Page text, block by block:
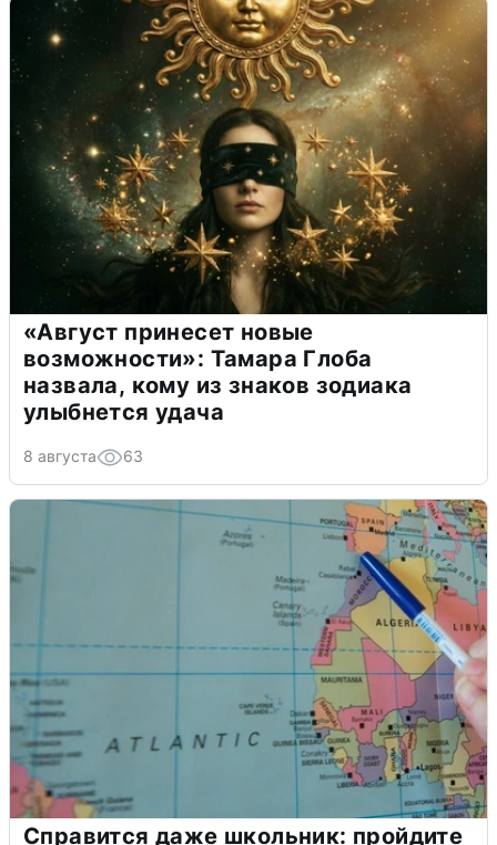
«Август принесет новые
возможности»: Тамара Глоба
назвала, кому из знаков зодиака
улыбнется удача
8 августа 63
Справится даже школьник: пройдите